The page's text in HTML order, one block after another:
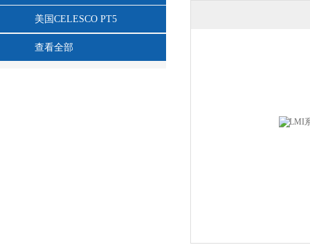
美国CELESCO PT5
查看全部